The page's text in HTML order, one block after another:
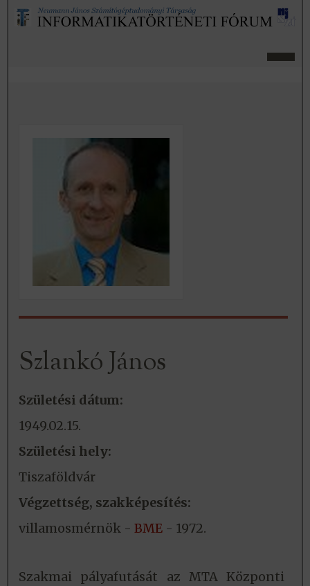
Szlankó János
Születési dátum:
1949.02.15.
Születési hely:
Tiszaföldvár
Végzettség, szakképesítés:
villamosmérnök - BME - 1972.
Szakmai pályafutását az MTA Központi